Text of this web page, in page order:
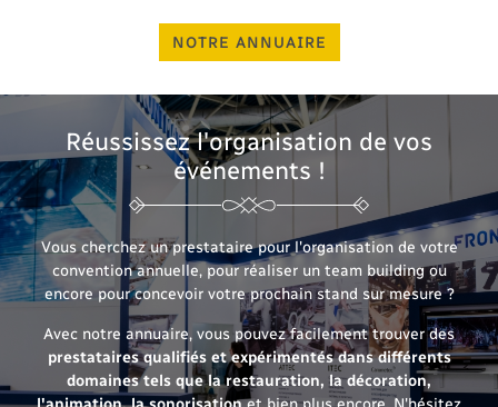
Actualités
Contact
INSCRIPTION
NOTRE ANNUAIRE
Réussissez l'organisation de vos
événements !
Vous cherchez un prestataire pour l'organisation de votre
convention annuelle, pour réaliser un team building ou
encore pour concevoir votre prochain stand sur mesure ?
Avec notre annuaire, vous pouvez facilement trouver des
prestataires qualifiés et expérimentés dans différents
domaines tels que la restauration, la décoration,